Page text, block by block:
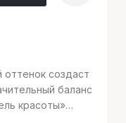
создаст
баланс
красоты»